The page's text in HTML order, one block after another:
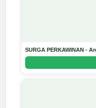
SURGA PERKAWINAN -